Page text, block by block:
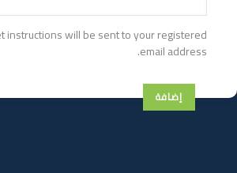
instructions will be sent to your registered
email address.